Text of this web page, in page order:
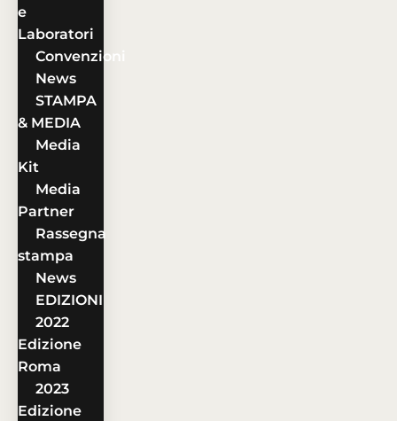
e
Laboratori
Convenzioni
News
STAMPA
& MEDIA
Media
Kit
Media
Partner
Rassegna
stampa
News
EDIZIONI
2022
Edizione
Roma
2023
Edizione